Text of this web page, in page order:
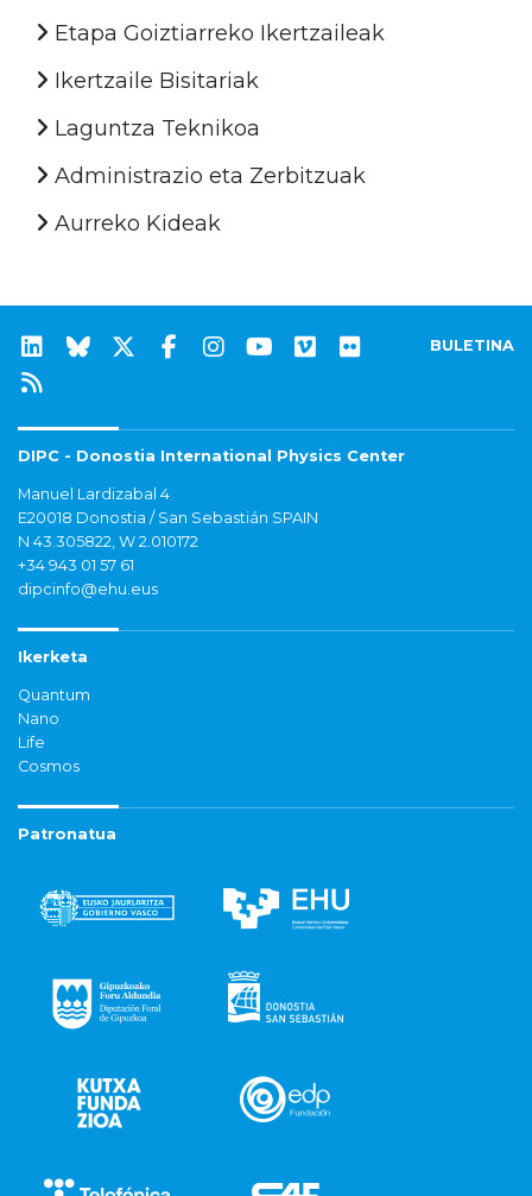
Etapa Goiztiarreko Ikertzaileak
Ikertzaile Bisitariak
Laguntza Teknikoa
Administrazio eta Zerbitzuak
Aurreko Kideak
BULETINA
DIPC - Donostia International Physics Center
Manuel Lardizabal 4
E20018 Donostia / San Sebastián SPAIN
N 43.305822, W 2.010172
+34 943 01 57 61
dipcinfo@ehu.eus
Ikerketa
Quantum
Nano
Life
Cosmos
Patronatua